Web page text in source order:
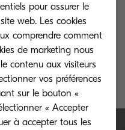
pour assurer le
web. Les cookies
comprendre comment
de marketing nous
contenu aux visiteurs
vos préférences
sur le bouton «
« Accepter
à accepter tous les